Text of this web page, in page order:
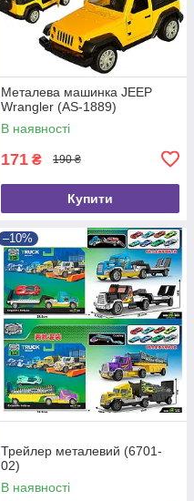
Металева машинка JEEP
Wrangler (AS-1889)
В наявності
171 ₴ 190 ₴
Купити
–10%
Трейлер металевий (6701-
02)
В наявності